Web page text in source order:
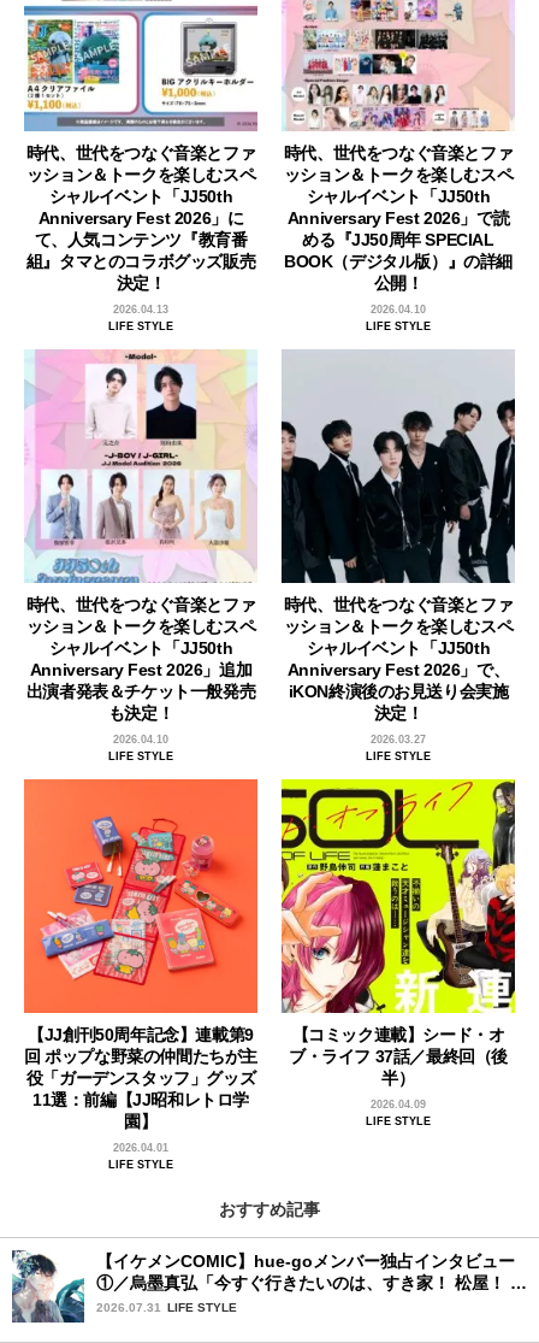
時代、世代をつなぐ音楽とファ
ッション＆トークを楽しむスペ
シャルイベント「JJ50th
Anniversary Fest 2026」に
て、人気コンテンツ『教育番
組』タマとのコラボグッズ販売
決定！
2026.04.13
LIFE STYLE
時代、世代をつなぐ音楽とファ
ッション＆トークを楽しむスペ
シャルイベント「JJ50th
Anniversary Fest 2026」で読
める『JJ50周年 SPECIAL
BOOK（デジタル版）』の詳細
公開！
2026.04.10
LIFE STYLE
時代、世代をつなぐ音楽とファ
ッション＆トークを楽しむスペ
シャルイベント「JJ50th
Anniversary Fest 2026」追加
出演者発表＆チケット一般発売
も決定！
2026.04.10
LIFE STYLE
時代、世代をつなぐ音楽とファ
ッション＆トークを楽しむスペ
シャルイベント「JJ50th
Anniversary Fest 2026」で、
iKON終演後のお見送り会実施
決定！
2026.03.27
LIFE STYLE
【JJ創刊50周年記念】連載第9
回 ポップな野菜の仲間たちが主
役「ガーデンスタッフ」グッズ
11選：前編【JJ昭和レトロ学
園】
2026.04.01
LIFE STYLE
【コミック連載】シード・オ
ブ・ライフ 37話／最終回（後
半）
2026.04.09
LIFE STYLE
おすすめ記事
【イケメンCOMIC】hue-goメンバー独占インタビュー
①／烏墨真弘「今すぐ行きたいのは、すき家！ 松屋！ ミ
スド！」
2026.07.31 LIFE STYLE